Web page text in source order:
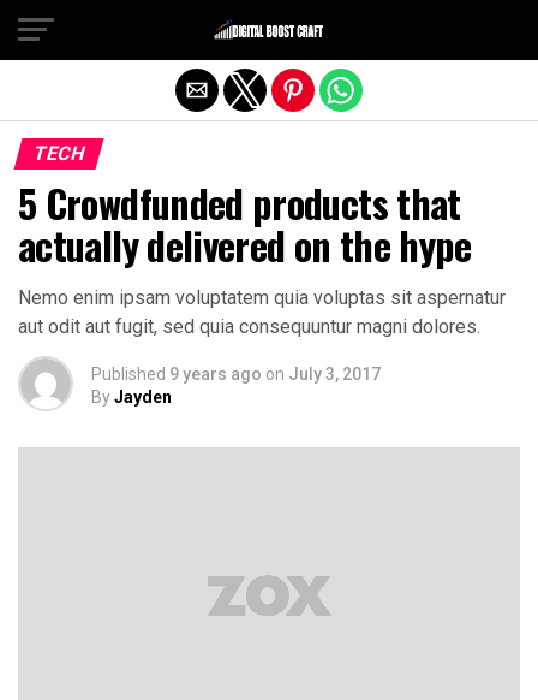
TECH
5 Crowdfunded products that
actually delivered on the hype
Nemo enim ipsam voluptatem quia voluptas sit aspernatur
aut odit aut fugit, sed quia consequuntur magni dolores.
Published 9 years ago on July 3, 2017
ByJayden
Exit mobile version